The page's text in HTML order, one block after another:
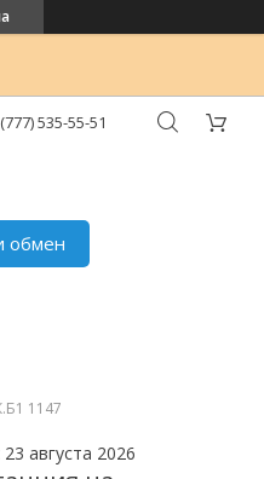
535-55-51
обмен
1147
августа 2026